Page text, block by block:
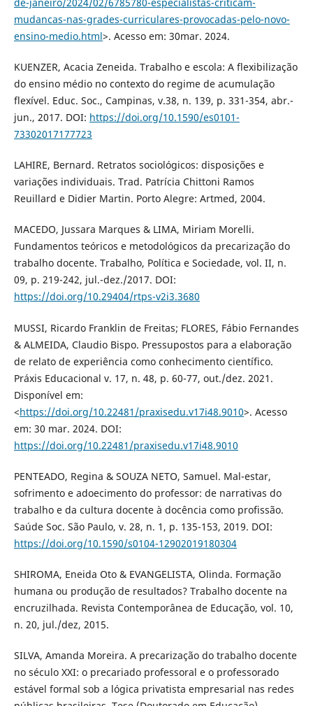
de-janeiro/2024/02/6785780-especialistas-criticam-
mudancas-nas-grades-curriculares-provocadas-pelo-novo-
ensino-medio.html>. Acesso em: 30mar. 2024.
KUENZER, Acacia Zeneida. Trabalho e escola: A flexibilização
do ensino médio no contexto do regime de acumulação
flexível. Educ. Soc., Campinas, v.38, n. 139, p. 331-354, abr.-
jun., 2017. DOI: https://doi.org/10.1590/es0101-
73302017177723
LAHIRE, Bernard. Retratos sociológicos: disposições e
variações individuais. Trad. Patrícia Chittoni Ramos
Reuillard e Didier Martin. Porto Alegre: Artmed, 2004.
MACEDO, Jussara Marques & LIMA, Miriam Morelli.
Fundamentos teóricos e metodológicos da precarização do
trabalho docente. Trabalho, Política e Sociedade, vol. II, n.
09, p. 219-242, jul.-dez./2017. DOI:
https://doi.org/10.29404/rtps-v2i3.3680
MUSSI, Ricardo Franklin de Freitas; FLORES, Fábio Fernandes
& ALMEIDA, Claudio Bispo. Pressupostos para a elaboração
de relato de experiência como conhecimento científico.
Práxis Educacional v. 17, n. 48, p. 60-77, out./dez. 2021.
Disponível em:
<https://doi.org/10.22481/praxisedu.v17i48.9010>. Acesso
em: 30 mar. 2024. DOI:
https://doi.org/10.22481/praxisedu.v17i48.9010
PENTEADO, Regina & SOUZA NETO, Samuel. Mal-estar,
sofrimento e adoecimento do professor: de narrativas do
trabalho e da cultura docente à docência como profissão.
Saúde Soc. São Paulo, v. 28, n. 1, p. 135-153, 2019. DOI:
https://doi.org/10.1590/s0104-12902019180304
SHIROMA, Eneida Oto & EVANGELISTA, Olinda. Formação
humana ou produção de resultados? Trabalho docente na
encruzilhada. Revista Contemporânea de Educação, vol. 10,
n. 20, jul./dez, 2015.
SILVA, Amanda Moreira. A precarização do trabalho docente
no século XXI: o precariado professoral e o professorado
estável formal sob a lógica privatista empresarial nas redes